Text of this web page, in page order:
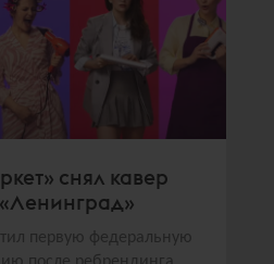
снял кавер
первую федеральную